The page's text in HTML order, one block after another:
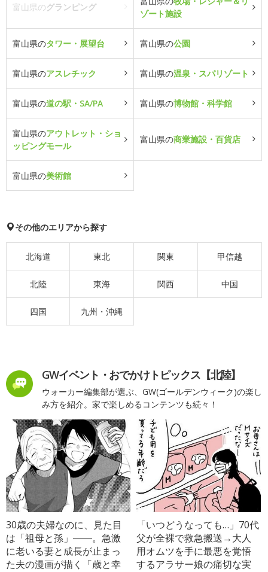
富山県のグランピング
ゾート施設
富山県のタワー・展望台 富山県の公園
富山県のアスレチック 富山県の温泉・スパリゾート
富山県の道の駅・SA/PA 富山県の博物館・科学館
富山県のアウトレット・ショ
ッピングモール
富山県の商業施設・百貨店
富山県の美術館
その他のエリアから探す
北海道 東北 関東 甲信越
北陸 東海 関西 中国
四国 九州・沖縄
GWイベント・おでかけトピックス【北陸】
ウォーカー編集部が選ぶ、GW(ゴールデンウィーク)の楽し
み方を紹介。家で楽しめるコンテンツも続々！
30歳の夫婦なのに、見た目
は「祖母と孫」――。急激
に老いる妻と成長が止まっ
た夫の漫画が描く「歳と幸
「いつどうなっても…」70代
父が全裸で救急搬送→大人
用オムツを手に最悪を覚悟
するアラサー娘の痛切な実